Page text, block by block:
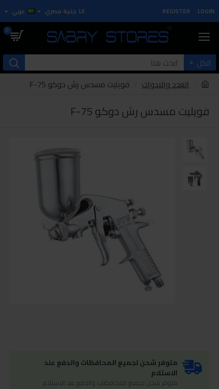
LOGIN
REGISTER
LE جنية مصري عربي
0
الكل
العدد والادوات
فويليت مسدس رش دوكو F-75
فويليت مسدس رش دوكو F-75
متوفر شحن لجميع المحافظات والدفع عند
الاستلام
متوفر شحن لجميع المحافظات والدفع عند الاستلام